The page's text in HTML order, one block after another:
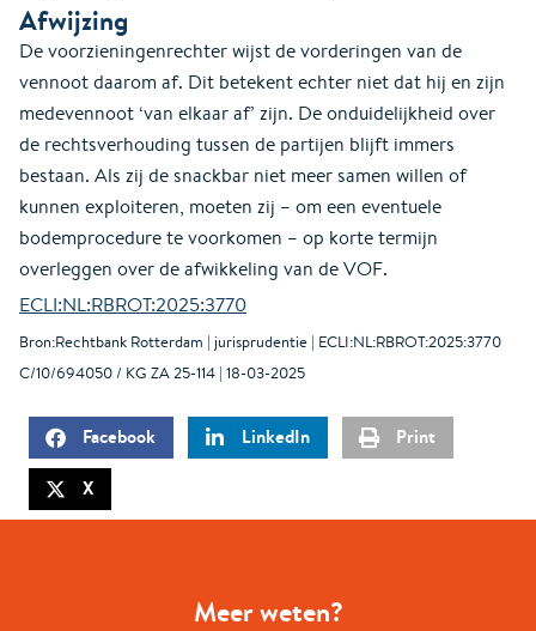
Afwijzing
De voorzieningenrechter wijst de vorderingen van de
vennoot daarom af. Dit betekent echter niet dat hij en zijn
medevennoot ‘van elkaar af’ zijn. De onduidelijkheid over
de rechtsverhouding tussen de partijen blijft immers
bestaan. Als zij de snackbar niet meer samen willen of
kunnen exploiteren, moeten zij – om een eventuele
bodemprocedure te voorkomen – op korte termijn
overleggen over de afwikkeling van de VOF.
ECLI:NL:RBROT:2025:3770
Bron:Rechtbank Rotterdam | jurisprudentie | ECLI:NL:RBROT:2025:3770
C/10/694050 / KG ZA 25-114 | 18-03-2025
Facebook LinkedIn Print
X
Meer weten?